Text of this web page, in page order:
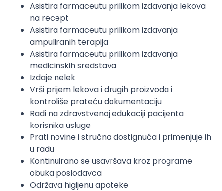
Asistira farmaceutu prilikom izdavanja lekova
na recept
Asistira farmaceutu prilikom izdavanja
ampuliranih terapija
Asistira farmaceutu prilikom izdavanja
medicinskih sredstava
Izdaje nelek
Vrši prijem lekova i drugih proizvoda i
kontroliše prateću dokumentaciju
Radi na zdravstvenoj edukaciji pacijenta
korisnika usluge
Prati novine i stručna dostignuća i primenjuje ih
u radu
Kontinuirano se usavršava kroz programe
obuka poslodavca
Održava higijenu apoteke